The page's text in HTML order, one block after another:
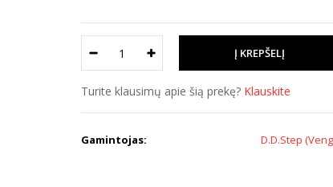
Turite klausimų apie šią prekę? Klauskite
Gamintojas: D.D.Step